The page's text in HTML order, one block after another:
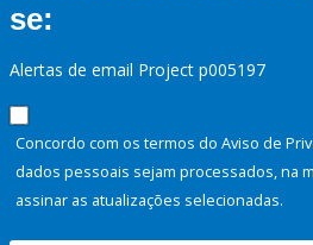
se:
Alertas de email Project p005197
Concordo com os termos do Aviso de
dados pessoais sejam processados, na
assinar as atualizações selecionadas.